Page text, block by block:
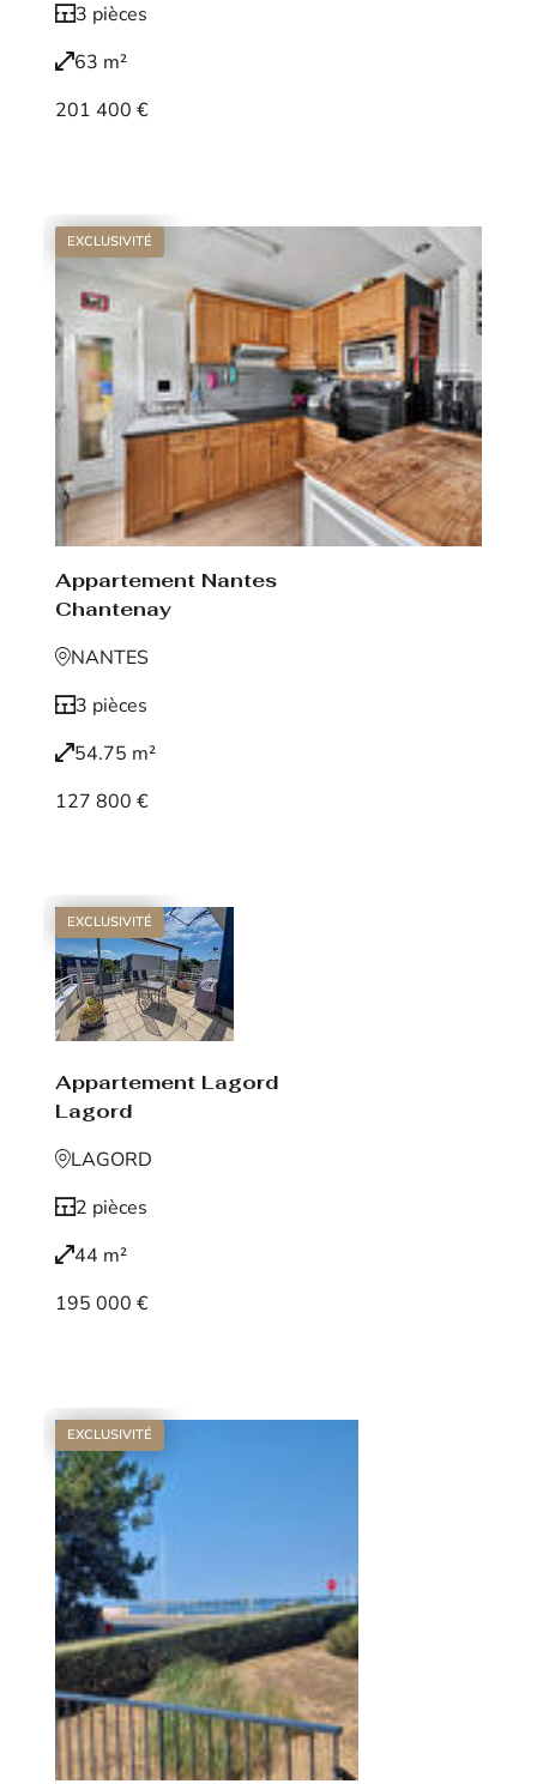
3 pièces
63 m²
201 400 €
EXCLUSIVITÉ
Appartement Nantes
Chantenay
NANTES
3 pièces
54.75 m²
127 800 €
EXCLUSIVITÉ
Appartement Lagord
Lagord
LAGORD
2 pièces
44 m²
195 000 €
EXCLUSIVITÉ